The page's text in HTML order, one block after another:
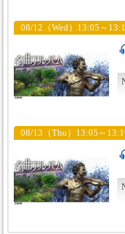
08/12（Wed）13:05～
08/13（Thu）13:05～